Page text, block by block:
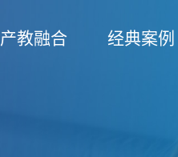
产教融合 经典案例